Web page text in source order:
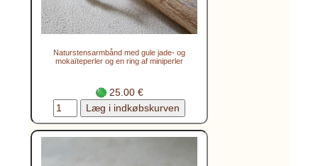
Naturstensarmbånd med gule jade- og
mokaïteperler og en ring af miniperler
25.00 €